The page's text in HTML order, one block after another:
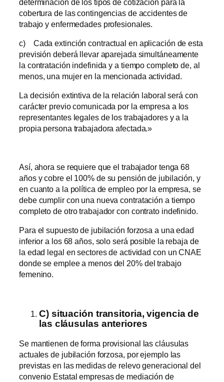
determinación de los tipos de cotización para la
cobertura de las contingencias de accidentes de
trabajo y enfermedades profesionales.
c) Cada extinción contractual en aplicación de esta
previsión deberá llevar aparejada simultáneamente
la contratación indefinida y a tiempo completo de, al
menos, una mujer en la mencionada actividad.
La decisión extintiva de la relación laboral será con
carácter previo comunicada por la empresa a los
representantes legales de los trabajadores y a la
propia persona trabajadora afectada.»
Así, ahora se requiere que el trabajador tenga 68
años y cobre el 100% de su pensión de jubilación, y
en cuanto a la política de empleo por la empresa, se
debe cumplir con una nueva contratación a tiempo
completo de otro trabajador con contrato indefinido.
Para el supuesto de jubilación forzosa a una edad
inferior a los 68 años, solo será posible la rebaja de
la edad legal en sectores de actividad con un CNAE
donde se emplee a menos del 20% del trabajo
femenino.
C) situación transitoria, vigencia de
las cláusulas anteriores
Se mantienen de forma provisional las cláusulas
actuales de jubilación forzosa, por ejemplo las
previstas en las medidas de relevo generacional del
convenio Estatal empresas de mediación de